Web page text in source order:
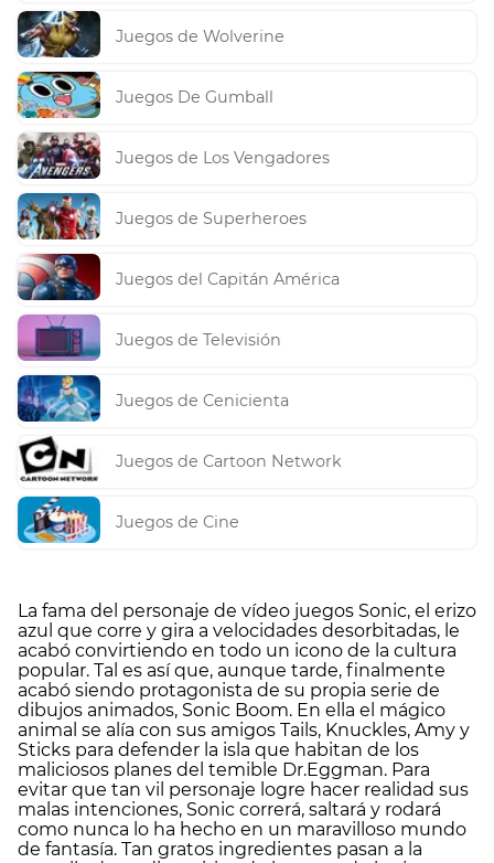
Juegos de Wolverine
Juegos De Gumball
Juegos de Los Vengadores
Juegos de Superheroes
Juegos del Capitán América
Juegos de Televisión
Juegos de Cenicienta
Juegos de Cartoon Network
Juegos de Cine
La fama del personaje de vídeo juegos Sonic, el erizo
azul que corre y gira a velocidades desorbitadas, le
acabó convirtiendo en todo un icono de la cultura
popular. Tal es así que, aunque tarde, finalmente
acabó siendo protagonista de su propia serie de
dibujos animados, Sonic Boom. En ella el mágico
animal se alía con sus amigos Tails, Knuckles, Amy y
Sticks para defender la isla que habitan de los
maliciosos planes del temible Dr.Eggman. Para
evitar que tan vil personaje logre hacer realidad sus
malas intenciones, Sonic correrá, saltará y rodará
como nunca lo ha hecho en un maravilloso mundo
de fantasía. Tan gratos ingredientes pasan a la